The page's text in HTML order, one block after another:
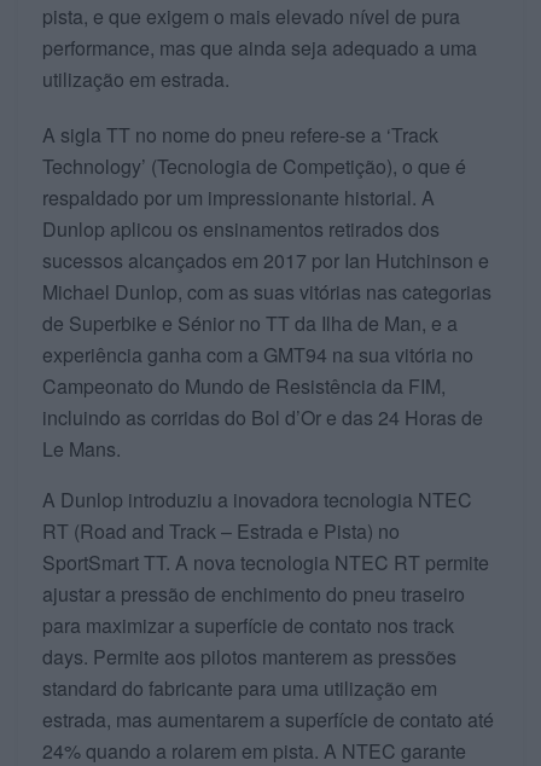
pista, e que exigem o mais elevado nível de pura
performance, mas que ainda seja adequado a uma
utilização em estrada.
A sigla TT no nome do pneu refere-se a ‘Track
Technology’ (Tecnologia de Competição), o que é
respaldado por um impressionante historial. A
Dunlop aplicou os ensinamentos retirados dos
sucessos alcançados em 2017 por Ian Hutchinson e
Michael Dunlop, com as suas vitórias nas categorias
de Superbike e Sénior no TT da Ilha de Man, e a
experiência ganha com a GMT94 na sua vitória no
Campeonato do Mundo de Resistência da FIM,
incluindo as corridas do Bol d’Or e das 24 Horas de
Le Mans.
A Dunlop introduziu a inovadora tecnologia NTEC
RT (Road and Track – Estrada e Pista) no
SportSmart TT. A nova tecnologia NTEC RT permite
ajustar a pressão de enchimento do pneu traseiro
para maximizar a superfície de contato nos track
days. Permite aos pilotos manterem as pressões
standard do fabricante para uma utilização em
estrada, mas aumentarem a superfície de contato até
24% quando a rolarem em pista. A NTEC garante